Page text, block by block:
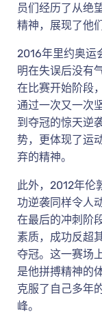
员们经历了从绝
精神，展现了他
2016年里约奥运
明在失误后没有
在比赛开始阶段
通过一次又一次
到夺冠的惊天逆
势，更体现了运
弃的精神。
此外，2012年伦
功逆袭同样令人
在最后的冲刺阶
素质，成功反超
夺冠。这一赛场
是他拼搏精神的
克服了自己多年
峰。